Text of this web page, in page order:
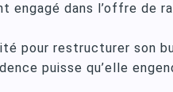
engagé dans l’offre de
pour restructurer son
puisse qu’elle